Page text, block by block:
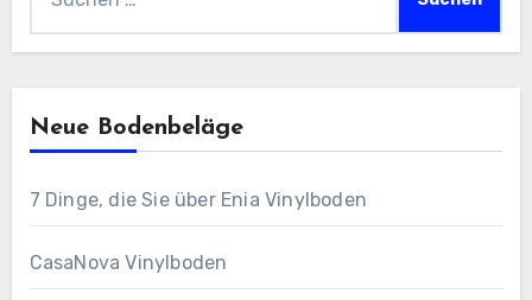
nach:
Neue Bodenbeläge
7 Dinge, die Sie über Enia Vinylboden
CasaNova Vinylboden